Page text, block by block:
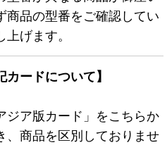
商品の型番をご確認してい
げます。
カードについて】
ジア版カード」をこちらか
、商品を区別しておりませ